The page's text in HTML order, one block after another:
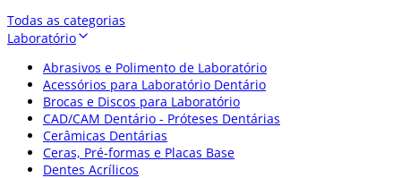
Todas as categorias
Laboratório
Abrasivos e Polimento de Laboratório
Acessórios para Laboratório Dentário
Brocas e Discos para Laboratório
CAD/CAM Dentário - Próteses Dentárias
Cerâmicas Dentárias
Ceras, Pré-formas e Placas Base
Dentes Acrílicos